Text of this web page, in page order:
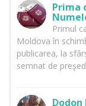
Prima
Primul
Moldova în
publicarea, la
semnat de